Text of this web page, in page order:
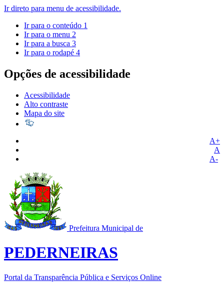
Ir direto para menu de acessibilidade.
Ir para o conteúdo 1
Ir para o menu 2
Ir para a busca 3
Ir para o rodapé 4
Opções de acessibilidade
Acessibilidade
Alto contraste
Mapa do site
A+
A
A-
Prefeitura Municipal de
PEDERNEIRAS
Portal da Transparência Pública e Serviços Online